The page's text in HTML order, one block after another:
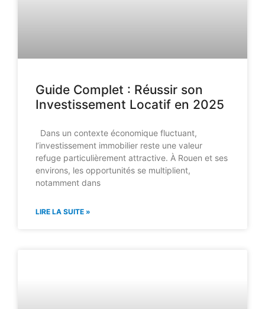
Guide Complet : Réussir son
Investissement Locatif en 2025
Dans un contexte économique fluctuant,
l’investissement immobilier reste une valeur
refuge particulièrement attractive. À Rouen et ses
environs, les opportunités se multiplient,
notamment dans
LIRE LA SUITE »